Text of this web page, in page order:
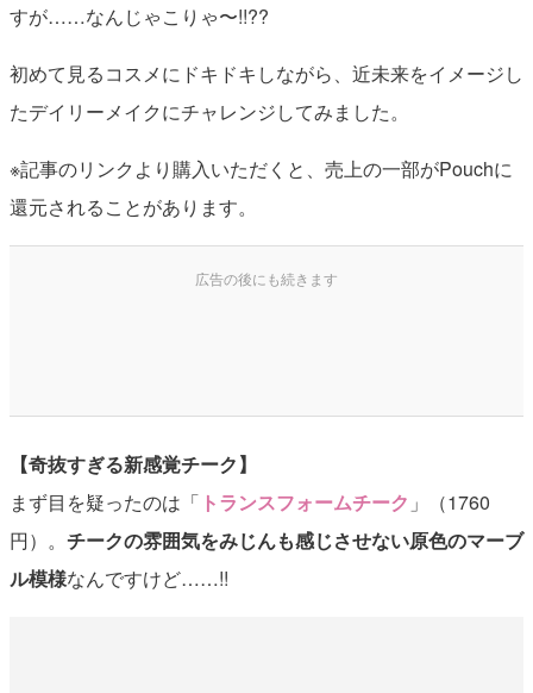
すが……なんじゃこりゃ〜!!??
初めて見るコスメにドキドキしながら、近未来をイメージし
たデイリーメイクにチャレンジしてみました。
※記事のリンクより購入いただくと、売上の一部がPouchに
還元されることがあります。
【奇抜すぎる新感覚チーク】
まず目を疑ったのは「 トランスフォームチーク 」（1760
円）。 チークの雰囲気をみじんも感じさせない原色のマーブ
ル模様なんですけど……!!